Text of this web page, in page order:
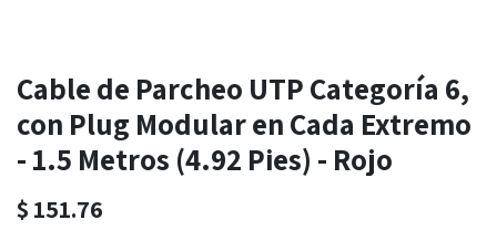
Cable de Parcheo UTP Categoría 6,
con Plug Modular en Cada Extremo
- 1.5 Metros (4.92 Pies) - Rojo
$ 151.76